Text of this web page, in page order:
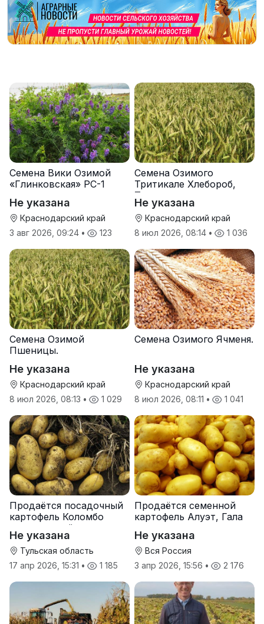
Семена Вики Озимой
«Глинковская» РС-1
Не указана
Краснодарский край
3 авг 2026, 09:24 • 123
Семена Озимого
Тритикале Хлебороб,
Тихон
Не указана
Краснодарский край
8 июл 2026, 08:14 • 1 036
Семена Озимой
Пшеницы.
Не указана
Краснодарский край
8 июл 2026, 08:13 • 1 029
Семена Озимого Ячменя.
Не указана
Краснодарский край
8 июл 2026, 08:11 • 1 041
Продаётся посадочный
картофель Коломбо
оптом от трёх тонн
Не указана
Тульская область
17 апр 2026, 15:31 • 1 185
Продаётся семенной
картофель Алуэт, Гала
Не указана
Вся Россия
3 апр 2026, 15:56 • 2 176